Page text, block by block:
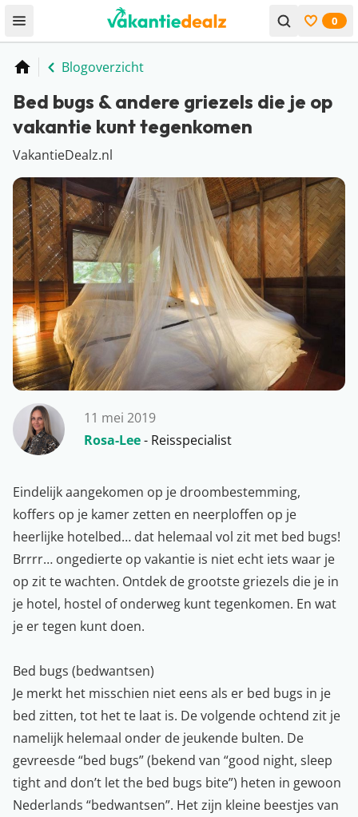
Open menu Bekijk
0
Home
Blogoverzicht
Bed bugs & andere griezels die je op
vakantie kunt tegenkomen
VakantieDealz.nl
11 mei 2019
Rosa-Lee- Reisspecialist
Eindelijk aangekomen op je droombestemming,
koffers op je kamer zetten en neerploffen op je
heerlijke hotelbed… dat helemaal vol zit met bed bugs!
Brrrr… ongedierte op vakantie is niet echt iets waar je
op zit te wachten. Ontdek de grootste griezels die je in
je hotel, hostel of onderweg kunt tegenkomen. En wat
je er tegen kunt doen.
Bed bugs (bedwantsen)
Je merkt het misschien niet eens als er bed bugs in je
bed zitten, tot het te laat is. De volgende ochtend zit je
namelijk helemaal onder de jeukende bulten. De
gevreesde “bed bugs” (bekend van “good night, sleep
tight and don’t let the bed bugs bite”) heten in gewoon
Nederlands “bedwantsen”. Het zijn kleine beestjes van